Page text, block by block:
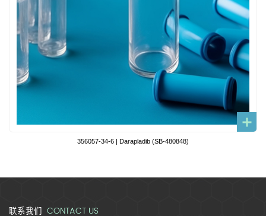
356057-34-6 | Darapladib (SB-480848)
联系我们 CONTACT US